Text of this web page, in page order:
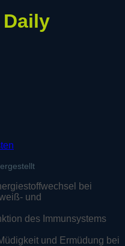
bei
und
des Immunsystems
und Ermüdung bei